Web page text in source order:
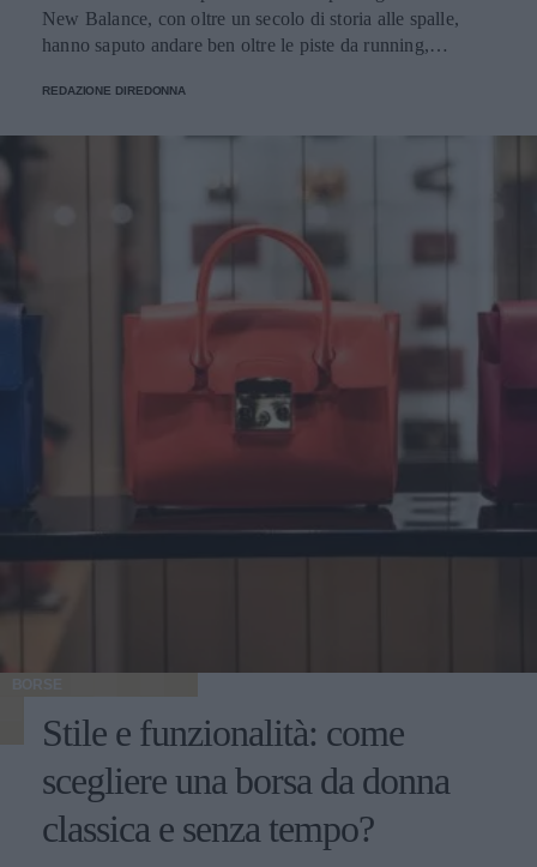
New Balance, con oltre un secolo di storia alle spalle,
hanno saputo andare ben oltre le piste da running,
REDAZIONE DIREDONNA
BORSE
Stile e funzionalità: come
scegliere una borsa da donna
classica e senza tempo?